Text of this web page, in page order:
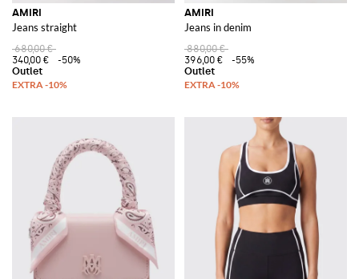
AMIRI
Jeans straight
680,00 €
340,00 €
-50%
AMIRI
Jeans in denim
880,00 €
396,00 €
-55%